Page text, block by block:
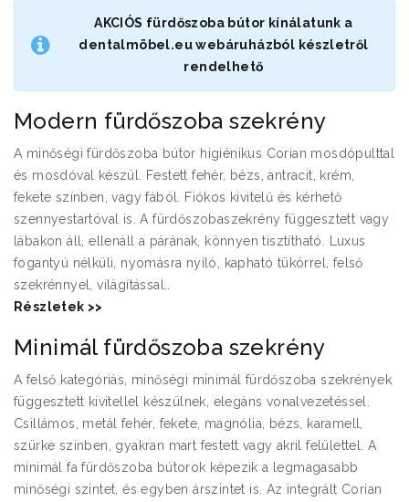
AKCIÓS fürdőszoba bútor kínálatunk a
dentalmöbel.eu webáruházból készletről
rendelhető
Modern fürdőszoba szekrény
A minőségi fürdőszoba bútor higiénikus Corian mosdópulttal
és mosdóval készül. Festett fehér, bézs, antracit, krém,
fekete színben, vagy fából. Fiókos kivitelű és kérhető
szennyestartóval is. A fürdőszobaszekrény függesztett vagy
lábakon áll, ellenáll a párának, könnyen tisztítható. Luxus
fogantyú nélküli, nyomásra nyíló, kapható tükörrel, felső
szekrénnyel, világítással..
Részletek >>
Minimál fürdőszoba szekrény
A felső kategóriás, minőségi minimál fürdőszoba szekrények
függesztett kivitellel készülnek, elegáns vonalvezetéssel.
Csillámos, metál fehér, fekete, magnólia, bézs, karamell,
szürke színben, gyakran mart festett vagy akril felülettel. A
minimál fa fürdőszoba bútorok képezik a legmagasabb
minőségi szintet, és egyben árszintet is. Az integrált Corian